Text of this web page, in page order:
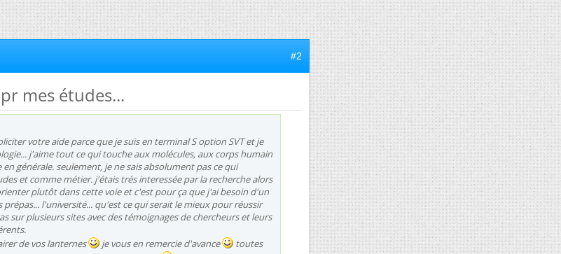
#2
mes études...
votre aide parce que je suis en terminal S option SVT et je
j'aime tout ce qui touche aux molécules, aux corps humain
générale. seulement, je ne sais absolument pas ce qui
et comme métier. j'étais trés interessée par la recherche alors
plutôt dans cette voie et c'est pour ça que j'ai besoin d'un
prépas... l'université... qu'est ce qui serait le mieux pour réussir
sur plusieurs sites avec des témoignages de chercheurs et leurs
de vos lanternes
je vous en remercie d'avance
toutes